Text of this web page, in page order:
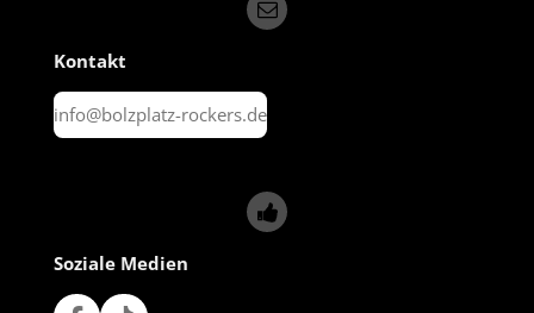
Kontakt
info@bolzplatz-rockers.de
Soziale Medien